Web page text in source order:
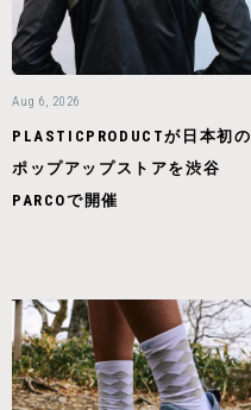
Aug 6, 2026
PLASTICPRODUCTが日本初の
ポップアップストアを渋谷
PARCOで開催